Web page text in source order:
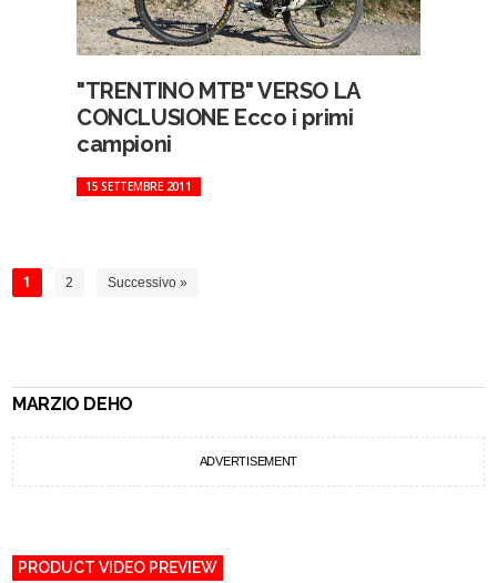
"TRENTINO MTB" VERSO LA
CONCLUSIONE Ecco i primi
campioni
15 SETTEMBRE 2011
1 2 Successivo »
MARZIO DEHO
ADVERTISEMENT
PRODUCT VIDEO PREVIEW